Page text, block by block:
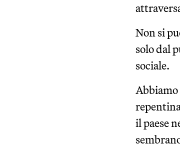
Non si
solo dal
sociale.
Abbiamo
il paese